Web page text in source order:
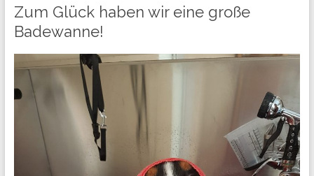
Zum Glück haben wir eine große
Badewanne!